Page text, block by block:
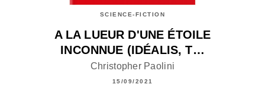
SCIENCE-FICTION
A LA LUEUR D'UNE ÉTOILE
INCONNUE (IDÉALIS, T…
Christopher Paolini
15/09/2021